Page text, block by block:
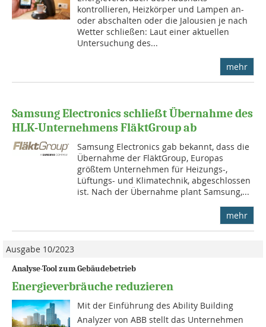
kontrollieren, Heizkörper und Lampen an-
oder abschalten oder die Jalousien je nach
Wetter schließen: Laut einer aktuellen
Untersuchung des...
mehr
Samsung Electronics schließt Übernahme des
HLK-Unternehmens FläktGroup ab
Samsung Electronics gab bekannt, dass die
Übernahme der FläktGroup, Europas
größtem Unternehmen für Heizungs-,
Lüftungs- und Klimatechnik, abgeschlossen
ist. Nach der Übernahme plant Samsung,...
mehr
Ausgabe 10/2023
Analyse-Tool zum Gebäudebetrieb
Energieverbräuche reduzieren
Mit der Einführung des Ability Building
Analyzer von ABB stellt das Unternehmen